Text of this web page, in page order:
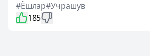
#Ёшлар#Учрашув
185